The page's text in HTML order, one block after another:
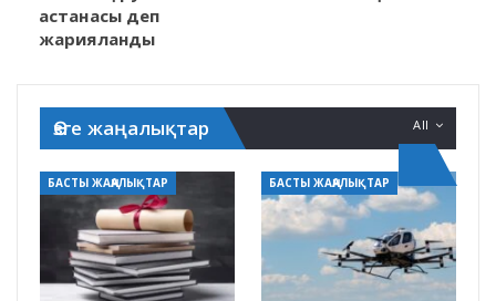
астанасы деп
жарияланды
All
Өзге жаңалықтар
БАСТЫ ЖАҢАЛЫҚТАР БАСТЫ ЖАҢАЛЫҚТАР